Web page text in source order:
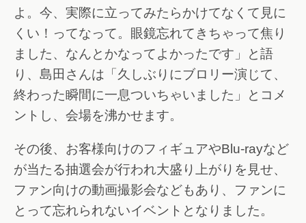
よ。今、実際に立ってみたらかけてなくて見に
くい！ってなって。眼鏡忘れてきちゃって焦り
ました、なんとかなってよかったです」と語
り、島田さんは「久しぶりにブロリー演じて、
終わった瞬間に一息ついちゃいました」とコメ
ントし、会場を沸かせます。
その後、お客様向けのフィギュアやBlu-rayなど
が当たる抽選会が行われ大盛り上がりを見せ、
ファン向けの動画撮影会などもあり、ファンに
とって忘れられないイベントとなりました。